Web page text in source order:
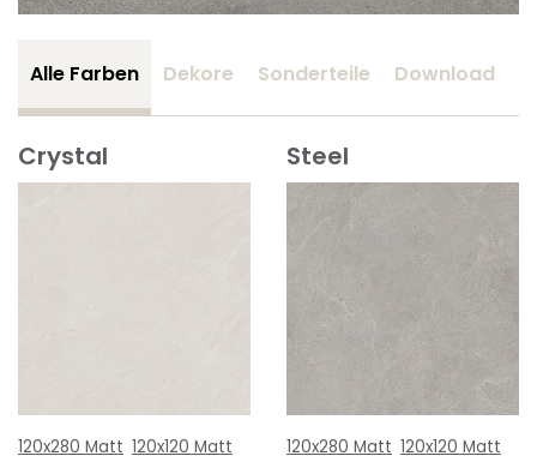
Alle Farben Dekore Sonderteile Download
Crystal
120x280 Matt 120x120 Matt
Steel
120x280 Matt 120x120 Matt